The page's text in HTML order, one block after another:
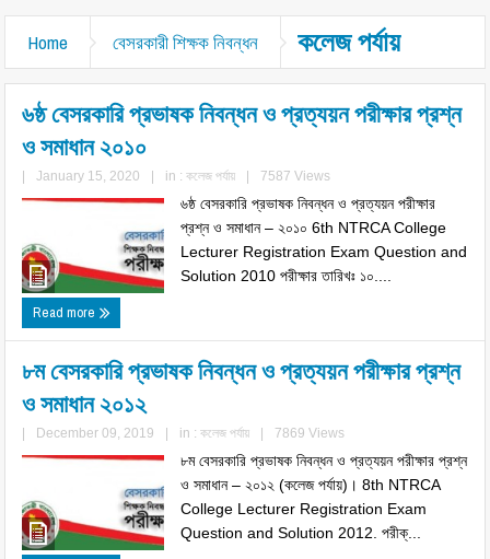
Home বেসরকারী শিক্ষক নিবন্ধন কলেজ পর্যায়
৬ষ্ঠ বেসরকারি প্রভাষক নিবন্ধন ও প্রত্যয়ন পরীক্ষার প্রশ্ন
ও সমাধান ২০১০
January 15, 2020 in :কলেজ পর্যায় 7587 Views
৬ষ্ঠ বেসরকারি প্রভাষক নিবন্ধন ও প্রত্যয়ন পরীক্ষার
প্রশ্ন ও সমাধান – ২০১০ 6th NTRCA College
Lecturer Registration Exam Question and
Solution 2010 পরীক্ষার তারিখঃ ১০....
Read more
৮ম বেসরকারি প্রভাষক নিবন্ধন ও প্রত্যয়ন পরীক্ষার প্রশ্ন
ও সমাধান ২০১২
December 09, 2019 in :কলেজ পর্যায় 7869 Views
৮ম বেসরকারি প্রভাষক নিবন্ধন ও প্রত্যয়ন পরীক্ষার প্রশ্ন
ও সমাধান – ২০১২ (কলেজ পর্যায়)। 8th NTRCA
College Lecturer Registration Exam
Question and Solution 2012. পরীক্...